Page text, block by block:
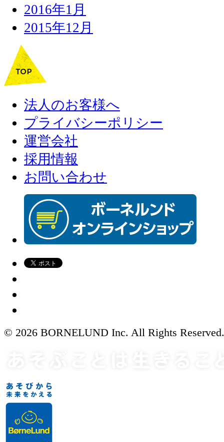
2016年1月
2015年12月
法人のお客様へ
プライバシーポリシー
運営会社
採用情報
お問い合わせ
© 2026 BORNELUND Inc. All Rights Reserved.